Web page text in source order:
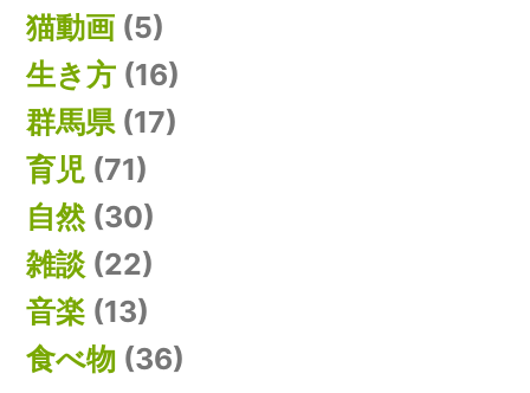
猫動画 (5)
生き方 (16)
群馬県(17)
育児 (71)
自然(30)
雑談 (22)
音楽 (13)
食べ物 (36)